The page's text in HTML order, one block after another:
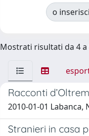
o
Mostrati risultati da 4 a
Racconti
2010-01-01 Labanca,
Stranieri in casa